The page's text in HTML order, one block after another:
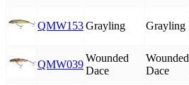
QMW153Grayling Grayling
QMW039
Wounded
Dace
Wounded
Dace